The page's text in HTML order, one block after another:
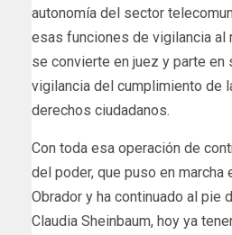
autonomía del sector
esas funciones de vigilancia al
se convierte en juez y parte en
vigilancia del cumplimiento de
derechos ciudadanos.
Con toda esa operación de
del poder, que puso en
Obrador y ha continuado al pie
Claudia Sheinbaum, hoy ya